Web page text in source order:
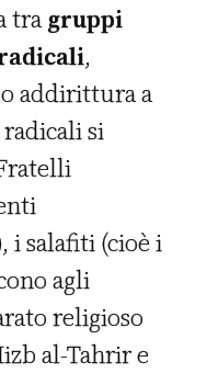
tragruppi
,
addirittura a
si
i salafiti (cioè i
agli
religioso
al-Tahrir e